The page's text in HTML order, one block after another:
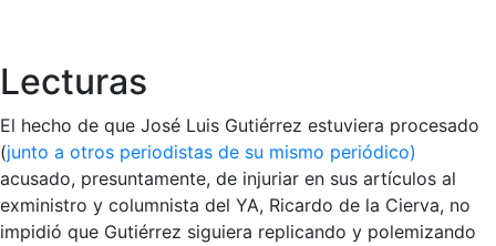
Lecturas
El hecho de que José Luis Gutiérrez estuviera procesado
(junto a otros periodistas de su mismo periódico)
acusado, presuntamente, de injuriar en sus artículos al
exministro y columnista del YA, Ricardo de la Cierva, no
impidió que Gutiérrez siguiera replicando y polemizando